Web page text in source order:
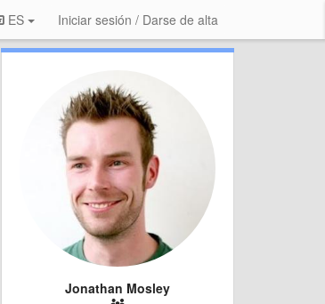
ES Iniciar sesión / Darse de alta
Jonathan Mosley